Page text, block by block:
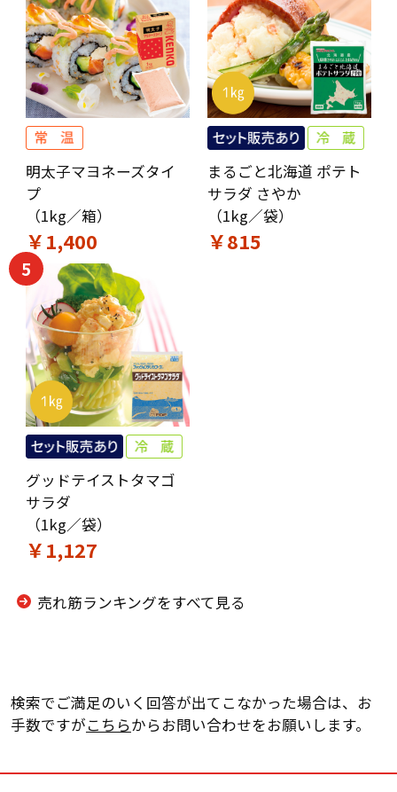
明太子マヨネーズタイ
プ
（1kg／箱）
￥1,400
まるごと北海道 ポテト
サラダ さやか
（1kg／袋）
￥815
5
グッドテイストタマゴ
サラダ
（1kg／袋）
￥1,127
売れ筋ランキングをすべて見る
検索でご満足のいく回答が出てこなかった場合は、お
手数ですがこちらからお問い合わせをお願いします。